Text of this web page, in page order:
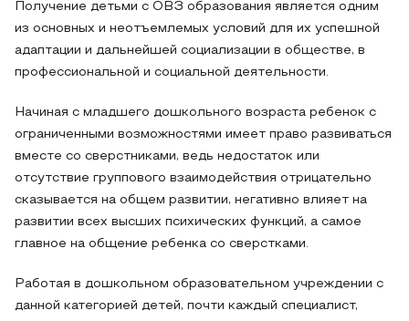
Получение детьми с ОВЗ образования является одним
из основных и неотъемлемых условий для их успешной
адаптации и дальнейшей социализации в обществе, в
профессиональной и социальной деятельности.
Начиная с младшего дошкольного возраста ребенок с
ограниченными возможностями имеет право развиваться
вместе со сверстниками, ведь недостаток или
отсутствие группового взаимодействия отрицательно
сказывается на общем развитии, негативно влияет на
развитии всех высших психических функций, а самое
главное на общение ребенка со сверстками.
Работая в дошкольном образовательном учреждении с
данной категорией детей, почти каждый специалист,